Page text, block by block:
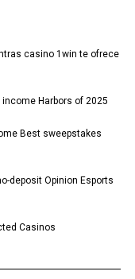
casino 1win te ofrece
Harbors of 2025
Best sweepstakes
deposit Opinion Esports
Casinos